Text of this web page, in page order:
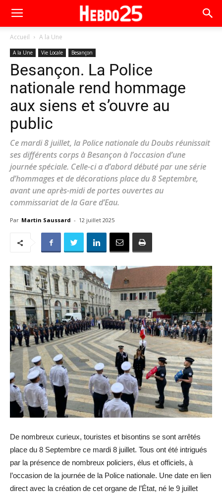
Accueil A la Une
A la Une Vie Locale Besançon
Besançon. La Police
nationale rend hommage
aux siens et s’ouvre au
public
Ce mardi 8 juillet, la Police nationale du Doubs réunissait
ses différents corps à Besançon à l’occasion d’une
journée spéciale. Celle-ci a d’abord débuté par une série
d’hommages et de décorations place du 8 Septembre,
avant une après-midi de portes ouvertes au
commissariat de la Gare d’Eau.
Par Martin Saussard - 12 juillet 2025
De nombreux curieux, touristes et bisontins se sont arrêtés
place du 8 Septembre ce mardi 8 juillet. Tous ont été intrigués
par la présence de nombreux policiers, élus et officiels, à
l’occasion de la journée de la Police nationale. Une date en lien
direct avec la création de cet organe de l’État, né le 9 juillet